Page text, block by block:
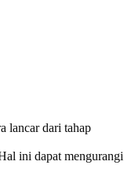
lancar dari tahap
ini dapat mengurangi